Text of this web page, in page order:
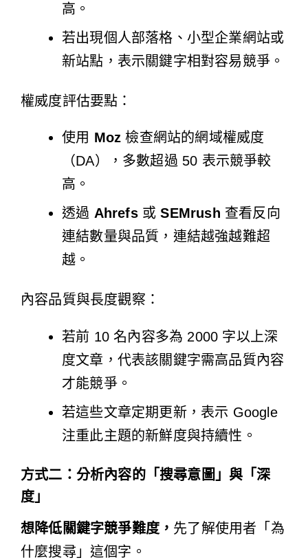
高。
若出現個人部落格、小型企業網站或
新站點，表示關鍵字相對容易競爭。
權威度評估要點：
使用 Moz 檢查網站的網域權威度
（DA），多數超過 50 表示競爭較
高。
透過 Ahrefs或SEMrush 查看反向
連結數量與品質，連結越強越難超
越。
內容品質與長度觀察：
若前 10 名內容多為 2000 字以上深
度文章，代表該關鍵字需高品質內容
才能競爭。
若這些文章定期更新，表示 Google
注重此主題的新鮮度與持續性。
方式二：分析內容的「搜尋意圖」與「深
度」
想降低關鍵字競爭難度， 先了解使用者「為
什麼搜尋」這個字。